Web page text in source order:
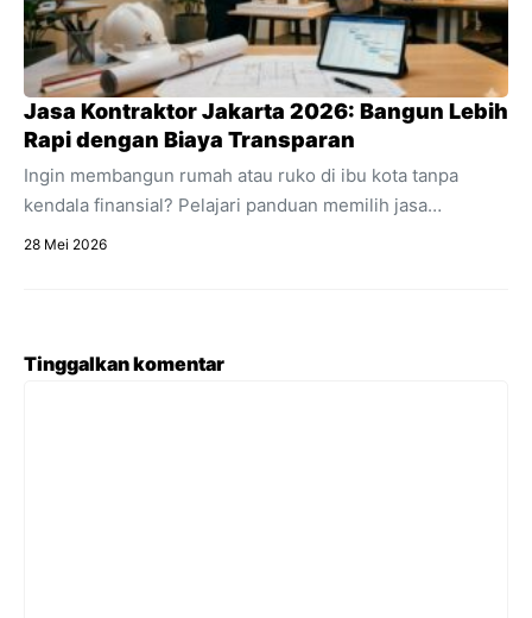
Jasa Kontraktor Jakarta 2026: Bangun Lebih
Rapi dengan Biaya Transparan
Ingin membangun rumah atau ruko di ibu kota tanpa
kendala finansial? Pelajari panduan memilih jasa
kontraktor Jakarta dengan estimasi RAB transparan dan
28 Mei 2026
Tinggalkan komentar